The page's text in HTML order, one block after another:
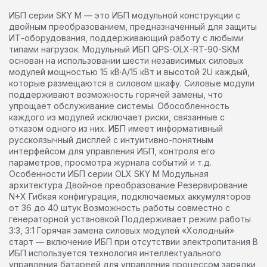
ИБП серии SKY M — это ИБП модульной конструкции с
двойным преобразованием, предназначенный для защиты
ИТ-оборудования, поддерживающий работу с любыми
типами нагрузок. Модульный ИБП QPS-OLX-RT-90-SKM
основан на использовании шести независимых силовых
модулей мощностью 15 кВ·А/15 кВт и высотой 2U каждый,
которые размещаются в силовом шкафу. Силовые модули
поддерживают возможность горячей замены, что
упрощает обслуживание системы. Обособленность
каждого из модулей исключает риски, связанные с
отказом одного из них. ИБП имеет информативный
русскоязычный дисплей с интуитивно-понятным
интерфейсом для управления ИБП, контроля его
параметров, просмотра журнала событий и т.д.
Особенности ИБП серии OLX SKY M Модульная
архитектура Двойное преобразование Резервирование
N+X Гибкая конфигурация, подключаемых аккумуляторов
от 36 до 40 штук Возможность работы совместно с
генераторной установкой Поддерживает режим работы
3:3, 3:1 Горячая замена силовых модулей «Холодный»
старт — включение ИБП при отсутствии электропитания В
ИБП используется технология интеллектуального
управления батареей для управления процессом зарядки